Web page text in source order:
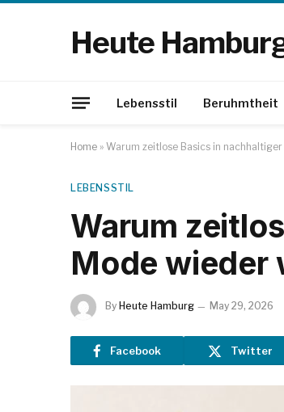
Heute
Lebensstil Beruhmtheit
Home » Warum zeitlose Basics in
LEBENSSTIL
Warum
Mode wieder
By Heute Hamburg May 29, 2026
Facebook Twitter